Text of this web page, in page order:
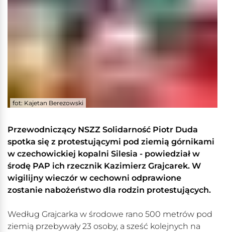
fot: Kajetan Berezowski
Przewodniczący NSZZ Solidarność Piotr Duda
spotka się z protestującymi pod ziemią górnikami
w czechowickiej kopalni Silesia - powiedział w
środę PAP ich rzecznik Kazimierz Grajcarek. W
wigilijny wieczór w cechowni odprawione
zostanie nabożeństwo dla rodzin protestujących.
Według Grajcarka w środowe rano 500 metrów pod
ziemią przebywały 23 osoby, a sześć kolejnych na